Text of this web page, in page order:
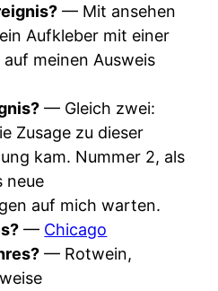
— Mit ansehen
Aufkleber mit einer
meinen Ausweis
— Gleich zwei:
Zusage zu dieser
kam. Nummer 2, als
neue
auf mich warten.
— Chicago
— Rotwein,